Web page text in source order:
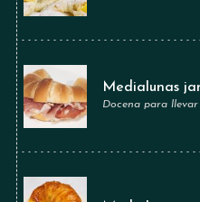
Medialunas
Docena para llevar